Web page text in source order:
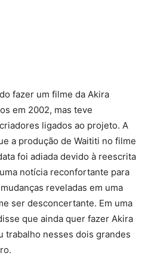
fazer um filme da Akira
em 2002, mas teve
ligados ao projeto. A
a produção de Waititi no filme
foi adiada devido à reescrita
notícia reconfortante para
reveladas em uma
ser desconcertante. Em uma
que ainda quer fazer Akira
trabalho nesses dois grandes